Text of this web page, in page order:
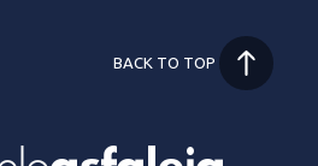
BACK TO TOP